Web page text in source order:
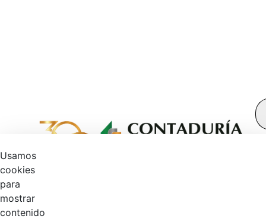
Usamos
cookies
para
mostrar
contenido